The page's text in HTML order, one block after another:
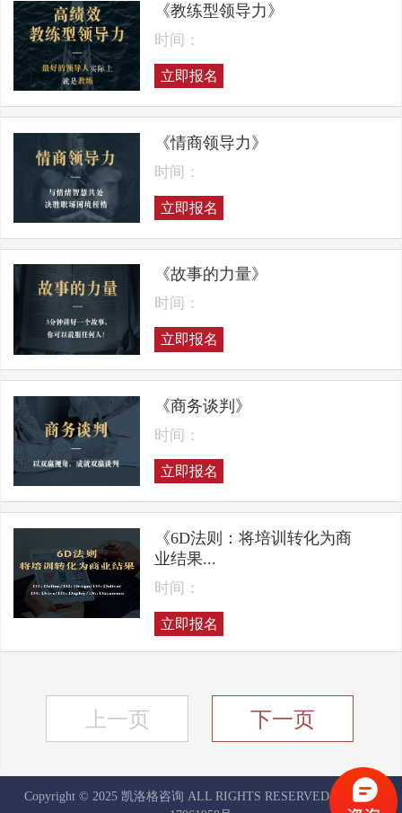
《教练型领导力》
时间：
立即报名
《情商领导力》
时间：
立即报名
《故事的力量》
时间：
立即报名
《商务谈判》
时间：
立即报名
《6D法则：将培训转化为商
业结果...
时间：
立即报名
上一页 下一页
Copyright © 2025 凯洛格咨询 ALL RIGHTS RESERVED
京ICP备